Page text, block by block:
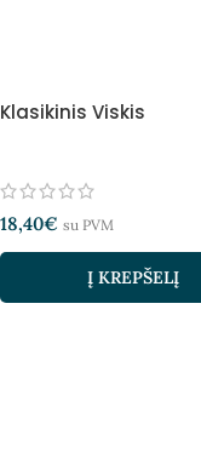
Klasikinis Viskis
18,40€ su PVM
Į KREPŠELĮ